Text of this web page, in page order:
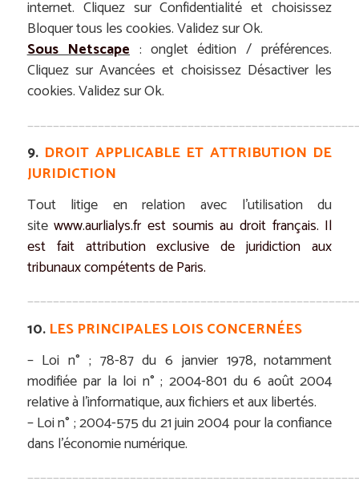
internet. Cliquez sur Confidentialité et choisissez
Bloquer tous les cookies. Validez sur Ok.
Sous Netscape : onglet édition / préférences.
Cliquez sur Avancées et choisissez Désactiver les
cookies. Validez sur Ok.
9. DROIT APPLICABLE ET ATTRIBUTION DE
JURIDICTION
Tout litige en relation avec l’utilisation du
sitewww.aurlialys.fr est soumis au droit français. Il
est fait attribution exclusive de juridiction aux
tribunaux compétents de Paris.
10. LES PRINCIPALES LOIS CONCERNÉES
– Loi n° ; 78-87 du 6 janvier 1978, notamment
modifiée par la loi n° ; 2004-801 du 6 août 2004
relative à l’informatique, aux fichiers et aux libertés.
– Loi n° ; 2004-575 du 21 juin 2004 pour la confiance
dans l’économie numérique.